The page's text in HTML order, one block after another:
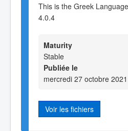
This is the Greek
4.0.4
Maturity
Stable
Publiée le
mercredi 27 octobre
Voir les fichiers